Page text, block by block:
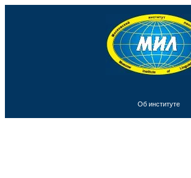
Об институте